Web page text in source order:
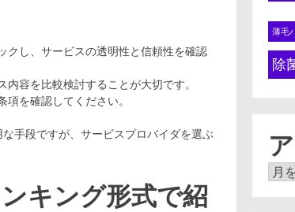
クし、サービスの透明性と信頼性を確認
容を比較検討することが大切です。
を確認してください。
手段ですが、サービスプロバイダを選ぶ
キング形式で紹
薄毛
除
ア